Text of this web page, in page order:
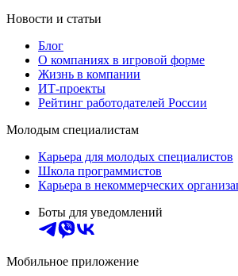
Новости и статьи
Блог
О компаниях в игровой форме
Жизнь в компании
ИТ-проекты
Рейтинг работодателей России
Молодым специалистам
Карьера для молодых специалистов
Школа программистов
Карьера в некоммерческих
Боты для уведомлений
Мобильное приложение